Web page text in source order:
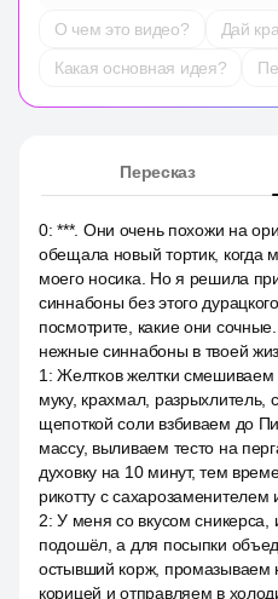
О чем это видео?
Дай
Какая основная идея?
Пересказ
0:***. Они очень похожи на
обещала новый тортик, когда
моего носика. Но я решила
синнабоны без этого
посмотрите, какие они
нежные синнабоны в твоей
1 :Желтков желтки
муку, крахмал, разрыхлитель,
щепоткой соли взбиваем до
массу, выливаем тесто на
духовку на 10 минут, тем
рикотту с сахарозаменителем
2:У меня со вкусом
подошёл, а для посыпки
остывший корж, промазываем
корицей и отправляем в